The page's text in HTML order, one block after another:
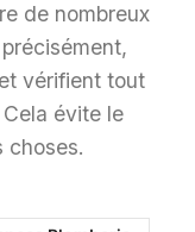
de nombreux
vérifient tout
évite le
choses.